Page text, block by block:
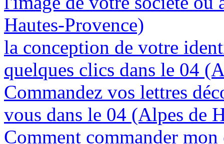
Hautes-Provence)
la conception de votre
quelques clics dans le 04
Commandez vos lettres
vous dans le 04 (Alpes de
Comment commander